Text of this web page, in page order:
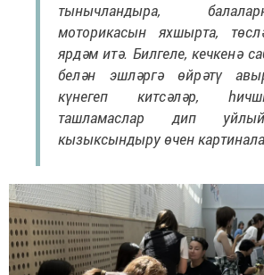
тынычландыра,
моторикасын яхшырта,
ярдәм итә. Билгеле, кечкенә
белән эшләргә өйрәтү
күнегеп китсәләр,
ташламаслар дип
кызыксындыру өчен